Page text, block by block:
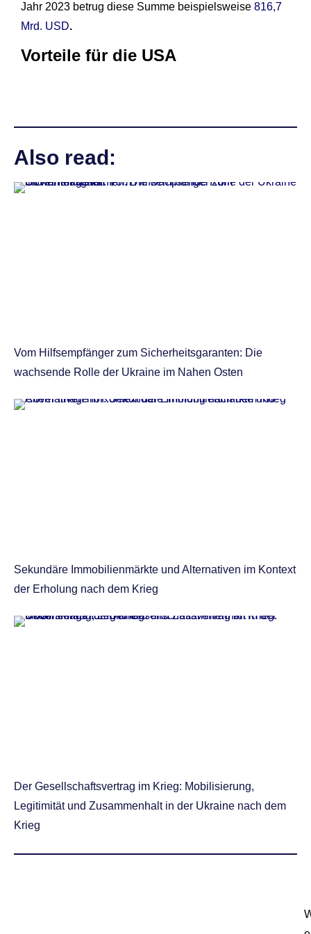
Jahr 2023 betrug diese Summe beispielsweise 816,7
Mrd. USD.
Vorteile für die USA
Also read:
Vom Hilfsempfänger zum Sicherheitsgaranten: Die
wachsende Rolle der Ukraine im Nahen Osten
Sekundäre Immobilienmärkte und Alternativen im Kontext
der Erholung nach dem Krieg
Der Gesellschaftsvertrag im Krieg: Mobilisierung,
Legitimität und Zusammenhalt in der Ukraine nach dem
Krieg